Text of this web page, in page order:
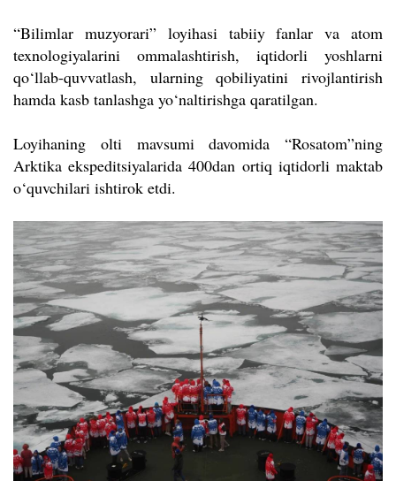
“Bilimlar muzyorari” loyihasi tabiiy fanlar va atom
texnologiyalarini ommalashtirish, iqtidorli yoshlarni
qo‘llab-quvvatlash, ularning qobiliyatini rivojlantirish
hamda kasb tanlashga yo‘naltirishga qaratilgan.
Loyihaning olti mavsumi davomida “Rosatom”ning
Arktika ekspeditsiyalarida 400dan ortiq iqtidorli maktab
o‘quvchilari ishtirok etdi.